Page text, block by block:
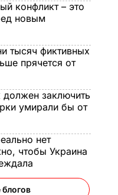
конфликт – это
новым
тысяч фиктивных
прячется от
должен заключить
умирали бы от
нет
чтобы Украина